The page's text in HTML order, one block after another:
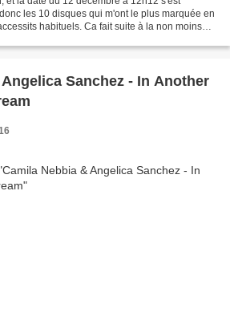
les 10 disques qui m'ont le plus marquée en
habituels. Ca fait suite à la non moins
Sanchez - In Another